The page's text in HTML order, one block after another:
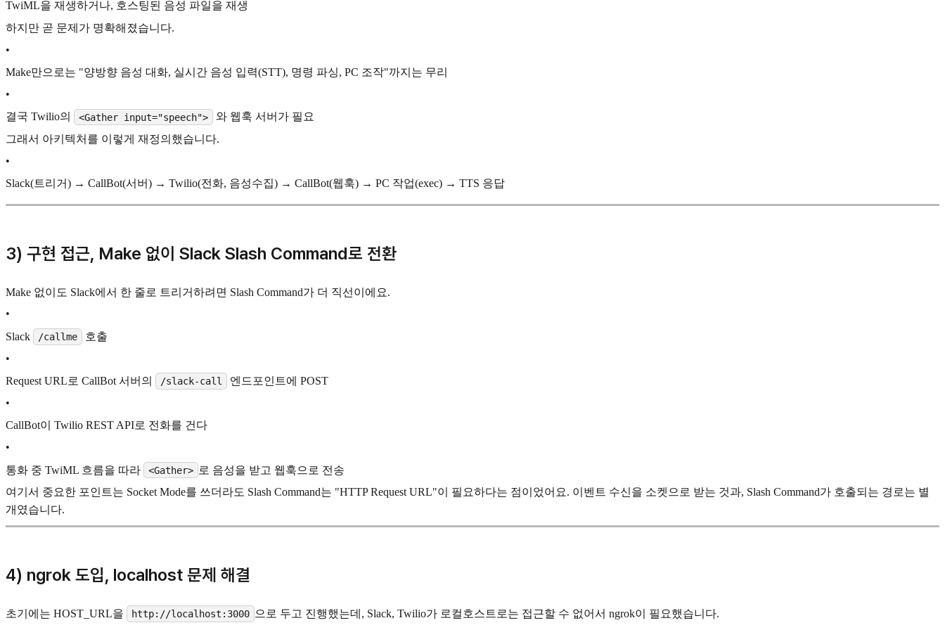
TwiML을 재생하거나, 호스팅된 음성 파일을 재생
하지만 곧 문제가 명확해졌습니다.
•
Make만으로는 "양방향 음성 대화, 실시간 음성 입력(STT), 명령 파싱, PC 조작"까지는 무리
•
결국 Twilio의
<Gather input="speech">
와 웹훅 서버가 필요
그래서 아키텍처를 이렇게 재정의했습니다.
•
Slack(트리거) → CallBot(서버) → Twilio(전화, 음성수집) → CallBot(웹훅) → PC 작업(exec) → TTS 응답
3) 구현 접근, Make 없이 Slack Slash Command로 전환
Make 없이도 Slack에서 한 줄로 트리거하려면 Slash Command가 더 직선이에요.
•
Slack
/callme
호출
•
Request URL로 CallBot 서버의
/slack-call
엔드포인트에 POST
•
CallBot이 Twilio REST API로 전화를 건다
•
통화 중 TwiML 흐름을 따라
<Gather>
로 음성을 받고 웹훅으로 전송
여기서 중요한 포인트는 Socket Mode를 쓰더라도 Slash Command는 "HTTP Request URL"이 필요하다는 점이었어요. 이벤트 수신을 소켓으로 받는 것과, Slash Command가 호출되는 경로는 별
개였습니다.
4) ngrok 도입, localhost 문제 해결
초기에는 HOST_URL을 http://localhost:3000 으로 두고 진행했는데, Slack, Twilio가 로컬호스트로는 접근할 수 없어서 ngrok이 필요했습니다.